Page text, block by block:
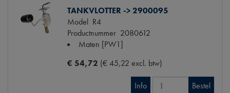
TANKVLOTTER -> 2900095
Model R4
Productnummer 2080612
Maten [PW1]
€ 54,72 (€ 45,22 excl. btw)
Info Bestel